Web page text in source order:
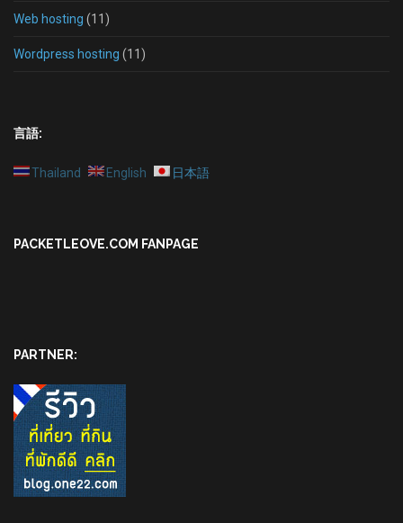
Web hosting (11)
Wordpress hosting (11)
言語:
Thailand English 日本語
PACKETLEOVE.COM FANPAGE
PARTNER: